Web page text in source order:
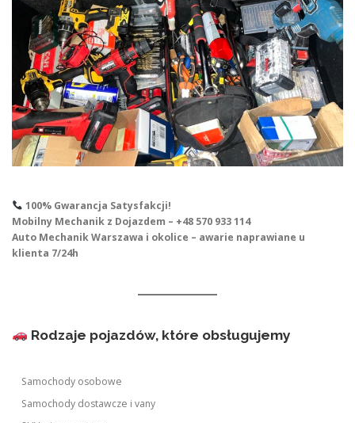
100% Gwarancja Satysfakcji!
Mobilny Mechanik z Dojazdem – +48 570 933 114
Auto Mechanik Warszawa i okolice – awarie naprawiane u
klienta 7/24h
Rodzaje pojazdów, które obsługujemy
Samochody osobowe
Samochody dostawcze i vany